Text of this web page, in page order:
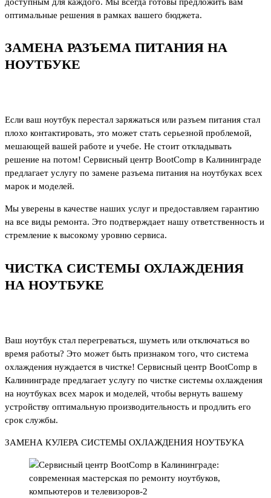
оптимальные решения в рамках вашего бюджета.
ЗАМЕНА РАЗЪЕМА ПИТАНИЯ НА
НОУТБУКЕ
Если ваш ноутбук перестал заряжаться или разъем питания стал
плохо контактировать, это может стать серьезной проблемой,
мешающей вашей работе и учебе. Не стоит откладывать
решение на потом! Сервисный центр BootComp в Калининграде
предлагает услугу по замене разъема питания на ноутбуках всех
марок и моделей.
Мы уверены в качестве наших услуг и предоставляем гарантию
на все виды ремонта. Это подтверждает нашу ответственность и
стремление к высокому уровню сервиса.
ЧИСТКА СИСТЕМЫ ОХЛАЖДЕНИЯ
НА НОУТБУКЕ
Ваш ноутбук стал перегреваться, шуметь или отключаться во
время работы? Это может быть признаком того, что система
охлаждения нуждается в чистке! Сервисный центр BootComp в
Калининграде предлагает услугу по чистке системы охлаждения
на ноутбуках всех марок и моделей, чтобы вернуть вашему
устройству оптимальную производительность и продлить его
срок службы.
ЗАМЕНА КУЛЕРА СИСТЕМЫ ОХЛАЖДЕНИЯ НОУТБУКА